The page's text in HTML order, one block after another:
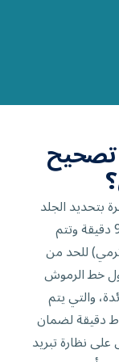
تصحيح
بتحديد الجلد
الزائد بدقة. تستغرق العملية حوالي 90 دقيقة وتتم
للحد من
خط الرموش
والتي يتم
دقيقة لضمان
نظارة تبريد